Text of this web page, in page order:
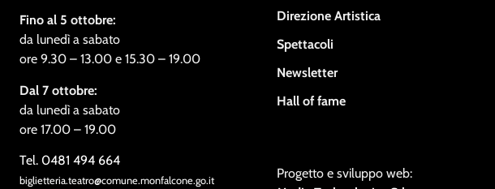
Fino al 5 ottobre:
da lunedì a sabato
ore 9.30 – 13.00 e 15.30 – 19.00
Dal 7 ottobre:
da lunedì a sabato
ore 17.00 – 19.00
Tel. 0481 494 664
biglietteria.teatro@comune.monfalcone.go.it
Direzione Artistica
Spettacoli
Newsletter
Hall of fame
Progetto e sviluppo web: